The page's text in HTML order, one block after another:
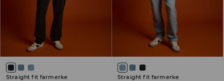
Straight fit farmerke Straight fit farmerke